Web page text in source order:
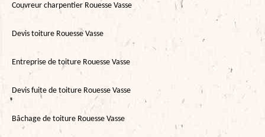
Couvreur charpentier Rouesse Vasse
Devis toiture Rouesse Vasse
Entreprise de toiture Rouesse Vasse
Devis fuite de toiture Rouesse Vasse
Bâchage de toiture Rouesse Vasse